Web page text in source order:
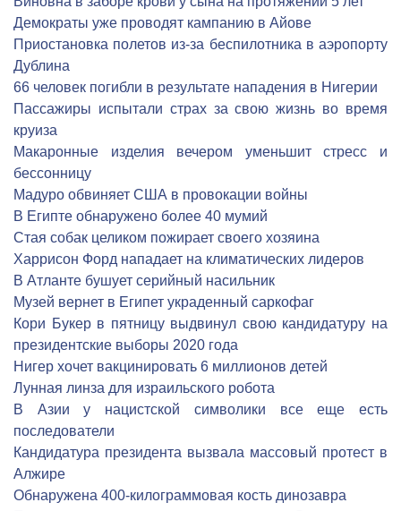
Демократы уже проводят кампанию в Айове
Приостановка полетов из-за беспилотника в аэропорту
Дублина
66 человек погибли в результате нападения в Нигерии
Пассажиры испытали страх за свою жизнь во время
круиза
Макаронные изделия вечером уменьшит стресс и
бессонницу
Мадуро обвиняет США в провокации войны
В Египте обнаружено более 40 мумий
Стая собак целиком пожирает своего хозяина
Харрисон Форд нападает на климатических лидеров
В Атланте бушует серийный насильник
Музей вернет в Египет украденный саркофаг
Кори Букер в пятницу выдвинул свою кандидатуру на
президентские выборы 2020 года
Нигер хочет вакцинировать 6 миллионов детей
Лунная линза для израильского робота
В Азии у нацистской символики все еще есть
последователи
Кандидатура президента вызвала массовый протест в
Алжире
Обнаружена 400-килограммовая кость динозавра